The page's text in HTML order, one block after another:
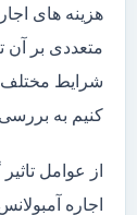
هزینه های
متعددی بر آن
شرایط مختلف
کنیم به
از عوامل
اجاره